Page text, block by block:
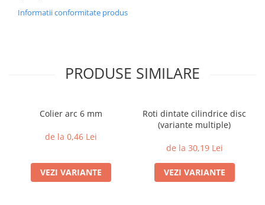
Informatii conformitate produs
PRODUSE SIMILARE
Colier arc 6 mm
de la 0,46 Lei
VEZI VARIANTE
Roti dintate cilindrice disc
(variante multiple)
de la 30,19 Lei
VEZI VARIANTE